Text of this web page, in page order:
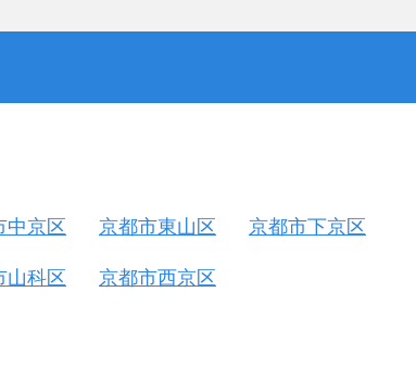
中京区 京都市東山区 京都市下京区
山科区 京都市西京区